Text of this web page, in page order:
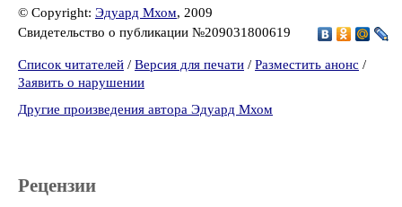
© Copyright: Эдуард Мхом, 2009
Свидетельство о публикации №209031800619
Список читателей / Версия для печати / Разместить анонс /
Заявить о нарушении
Другие произведения автора Эдуард Мхом
Рецензии